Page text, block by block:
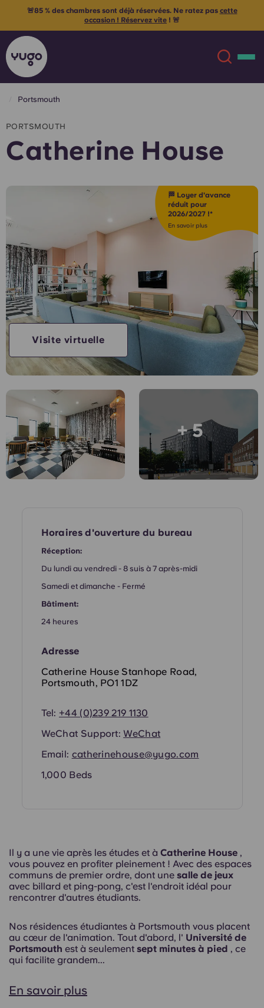
À propos
Lieux
Compte
English (GB)
English (US)
Chinese
Español
Català
Deutsch
French
Portuguese
Sélectionnez un pays
Sélectionnez une ville
Choisissez une résidence
Réservez maintenant
English (US)
Chinese Español
Deutsch
Portuguese
🚨85 % des chambres sont déjà réservées. Ne ratez pas cette
occasion ! Réservez vite ! 🚨
Portsmouth
PORTSMOUTH
Catherine House
🏁 Loyer d'avance
réduit pour
2026/2027 !*
En savoir plus
+ 5
Visite virtuelle
Il y a une vie après les études et à Catherine House ,
vous pouvez en profiter pleinement ! Avec des espaces
communs de premier ordre, dont une salle de jeux
avec billard et ping-pong, c'est l'endroit idéal pour
rencontrer d'autres étudiants.
Nos résidences étudiantes à Portsmouth vous placent
au cœur de l'animation. Tout d'abord, l' Université de
Portsmouth est à seulement sept minutes à pied , ce
qui facilite grandem...
En savoir plus
Horaires d'ouverture du bureau
Réception:
Du lundi au vendredi - 8 suis à 7 après-midi
Samedi et dimanche - Fermé
Bâtiment:
24 heures
Adresse
Catherine House Stanhope Road,
Portsmouth, PO1 1DZ
Tel: +44 (0)239 219 1130
WeChat Support:WeChat
Email: catherinehouse@yugo.com
1,000 Beds